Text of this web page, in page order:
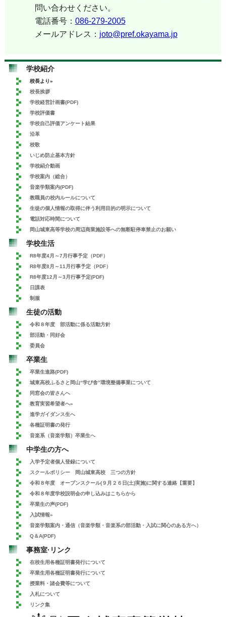
問い合わせください。
電話番号： 086-279-2005
メールアドレス： joto@pref.okayama.jp
学校紹介
校長より»
校長挨拶
学校経営計画書(PDF)
学校評価書
学校自己評価アンケート結果
沿革
校歌
いじめ防止基本方針
学校紹介動画
学校案内（総合）
音楽学類案内(PDF)
教職員の校内ルールについて
生徒の個人情報の取得に伴う利用目的の明示について
電話対応時間について
岡山城東高等学校の周辺商業施設等への無断駐停車禁止のお願い
学校生活
R8年度4月～7月行事予定（PDF）
R8年度8月～11月行事予定（PDF）
R8年度12月～3月行事予定(PDF)
日課表
制服
生徒の活動
令和８年度 部活動に係る活動方針
部活動・同好会
委員会
卒業生
卒業生進路(PDF)
城東高校ふるさと岡山“学び舎”環境整備事業について
同窓会の皆さんへ
教育実習希望者へ»
進学ガイダンス生へ
各種証明書の発行
音楽系（音楽学類）卒業生へ
中学生の方へ
入学予定者個人登録について
スクールポリシー 岡山城東高校 三つの方針
令和８年度 オープンスクール(９月２６日(土)実施)に関する連絡【重要】
令和８年度学校説明会の申し込みはこちらから
卒業生の声(PDF)
入試情報»
音楽学類案内・通信（音楽学類・音楽系の部活動・入試に関心のある方へ）
Q＆A(PDF)
事務室·リンク
在校生用各種証明書発行について
卒業生用各種証明書発行について
授業料・諸会費等について
入札について
リンク集